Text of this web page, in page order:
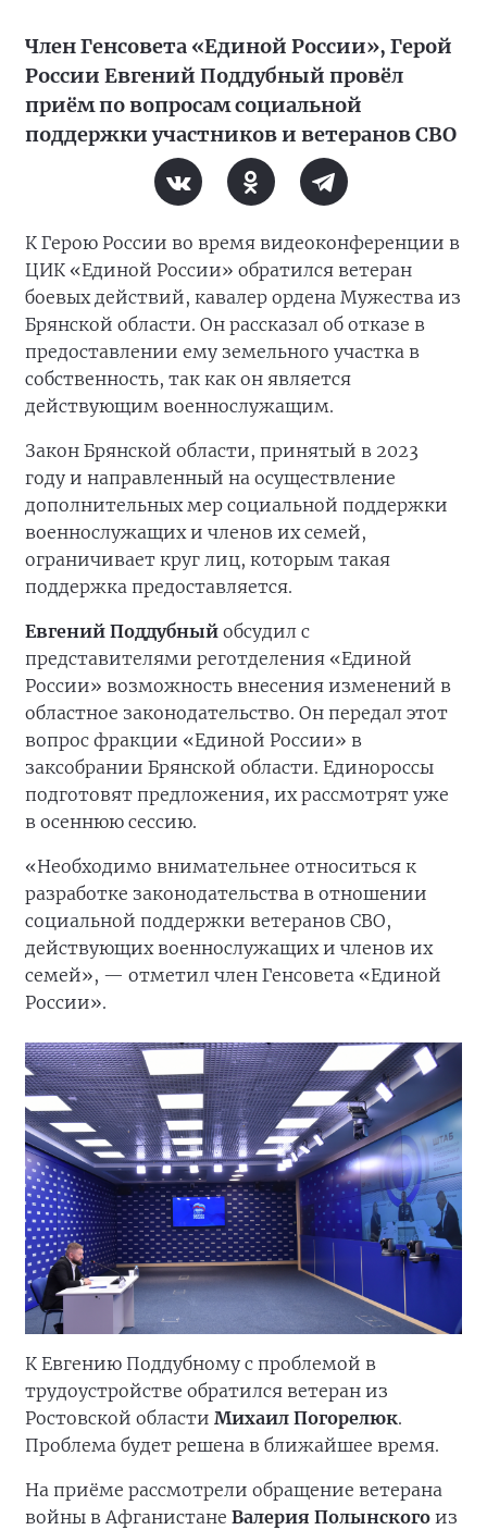
Член Генсовета «Единой России», Герой
России Евгений Поддубный провёл
приём по вопросам социальной
поддержки участников и ветеранов СВО
К Герою России во время видеоконференции в
ЦИК «Единой России» обратился ветеран
боевых действий, кавалер ордена Мужества из
Брянской области. Он рассказал об отказе в
предоставлении ему земельного участка в
собственность, так как он является
действующим военнослужащим.
Закон Брянской области, принятый в 2023
году и направленный на осуществление
дополнительных мер социальной поддержки
военнослужащих и членов их семей,
ограничивает круг лиц, которым такая
поддержка предоставляется.
Евгений Поддубный обсудил с
представителями реготделения «Единой
России» возможность внесения изменений в
областное законодательство. Он передал этот
вопрос фракции «Единой России» в
заксобрании Брянской области. Единороссы
подготовят предложения, их рассмотрят уже
в осеннюю сессию.
«Необходимо внимательнее относиться к
разработке законодательства в отношении
социальной поддержки ветеранов СВО,
действующих военнослужащих и членов их
семей», — отметил член Генсовета «Единой
России».
К Евгению Поддубному с проблемой в
трудоустройстве обратился ветеран из
Ростовской области Михаил Погорелюк.
Проблема будет решена в ближайшее время.
На приёме рассмотрели обращение ветерана
войны в Афганистане Валерия Полынского из